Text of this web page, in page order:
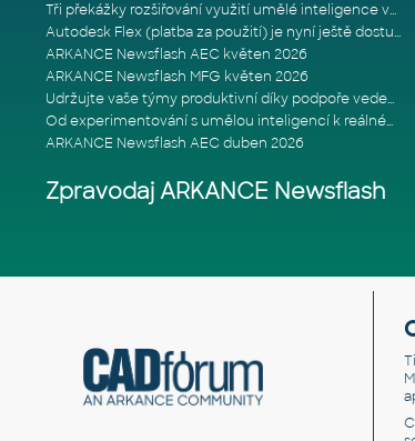
Tři překážky rozšiřování využití umělé inteligence ve stavebním prům
Autodesk Flex (platba za použití) je nyní ještě dostupnější
ARKANCE Newsflash AEC květen 2026
ARKANCE Newsflash MFG květen 2026
Udržujte vaše týmy produktivní díky podpoře vedené odborníky
Od experimentování s umělou inteligencí k reálnému dopadu na podniká
ARKANCE Newsflash AEC duben 2026
Zpravodaj ARKANCE Newsflash